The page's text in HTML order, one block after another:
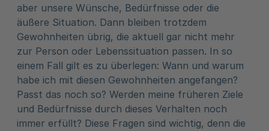
aber unsere Wünsche, Bedürfnisse oder die
äußere Situation. Dann bleiben trotzdem
Gewohnheiten übrig, die aktuell gar nicht mehr
zur Person oder Lebenssituation passen. In so
einem Fall gilt es zu überlegen: Wann und warum
habe ich mit diesen Gewohnheiten angefangen?
Passt das noch so? Werden meine früheren Ziele
und Bedürfnisse durch dieses Verhalten noch
immer erfüllt? Diese Fragen sind wichtig, denn die